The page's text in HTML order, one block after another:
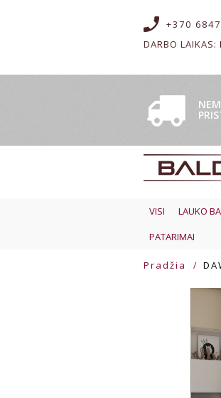
+370
DARBO
VISI LAUKO
PATARIMAI
Pradžia